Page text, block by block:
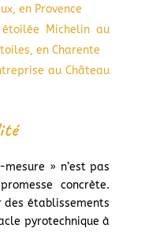
en Provence
Michelin au
en Charente
au Château
» n’est pas
concrète.
des établissements
pyrotechnique à